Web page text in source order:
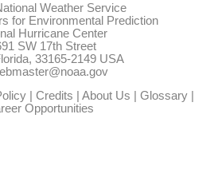
Weather Service
for Environmental Prediction
Hurricane Center
SW 17th Street
33165-2149 USA
| Credits About Us Glossary|
Opportunities